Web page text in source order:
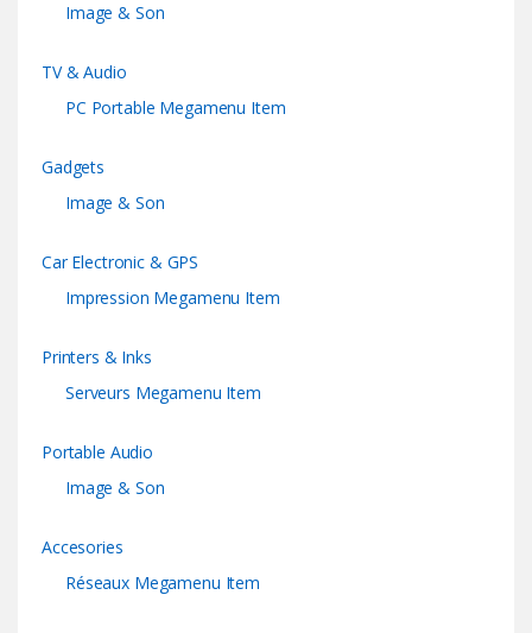
Image & Son
TV & Audio
PC Portable Megamenu Item
Gadgets
Image & Son
Car Electronic & GPS
Impression Megamenu Item
Printers & Inks
Serveurs Megamenu Item
Portable Audio
Image & Son
Accesories
Réseaux Megamenu Item